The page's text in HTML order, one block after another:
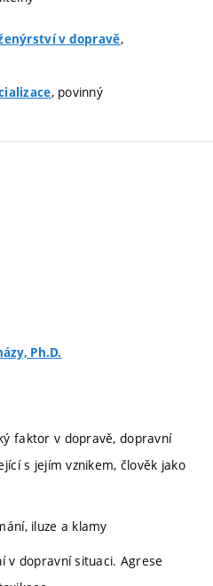
v dopravě,
, povinný
Ph.D.
faktor v dopravě, dopravní
s jejím vznikem, člověk jako
iluze a klamy
v dopravní situaci. Agrese